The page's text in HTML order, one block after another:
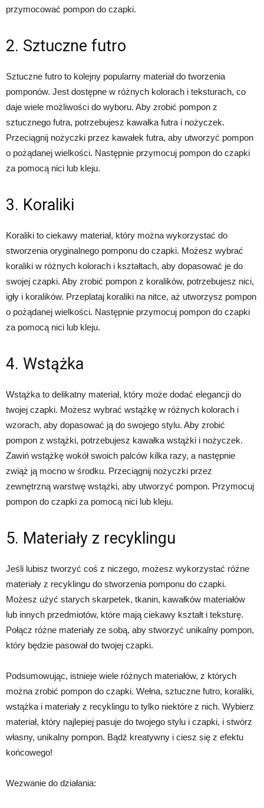
przymocować pompon do czapki.
2. Sztuczne futro
Sztuczne futro to kolejny popularny materiał do tworzenia
pomponów. Jest dostępne w różnych kolorach i teksturach, co
daje wiele możliwości do wyboru. Aby zrobić pompon z
sztucznego futra, potrzebujesz kawałka futra i nożyczek.
Przeciągnij nożyczki przez kawałek futra, aby utworzyć pompon
o pożądanej wielkości. Następnie przymocuj pompon do czapki
za pomocą nici lub kleju.
3. Koraliki
Koraliki to ciekawy materiał, który można wykorzystać do
stworzenia oryginalnego pomponu do czapki. Możesz wybrać
koraliki w różnych kolorach i kształtach, aby dopasować je do
swojej czapki. Aby zrobić pompon z koralików, potrzebujesz nici,
igły i koralików. Przeplataj koraliki na nitce, aż utworzysz pompon
o pożądanej wielkości. Następnie przymocuj pompon do czapki
za pomocą nici lub kleju.
4. Wstążka
Wstążka to delikatny materiał, który może dodać elegancji do
twojej czapki. Możesz wybrać wstążkę w różnych kolorach i
wzorach, aby dopasować ją do swojego stylu. Aby zrobić
pompon z wstążki, potrzebujesz kawałka wstążki i nożyczek.
Zawiń wstążkę wokół swoich palców kilka razy, a następnie
zwiąż ją mocno w środku. Przeciągnij nożyczki przez
zewnętrzną warstwę wstążki, aby utworzyć pompon. Przymocuj
pompon do czapki za pomocą nici lub kleju.
5. Materiały z recyklingu
Jeśli lubisz tworzyć coś z niczego, możesz wykorzystać różne
materiały z recyklingu do stworzenia pomponu do czapki.
Możesz użyć starych skarpetek, tkanin, kawałków materiałów
lub innych przedmiotów, które mają ciekawy kształt i teksturę.
Połącz różne materiały ze sobą, aby stworzyć unikalny pompon,
który będzie pasował do twojej czapki.
Podsumowując, istnieje wiele różnych materiałów, z których
można zrobić pompon do czapki. Wełna, sztuczne futro, koraliki,
wstążka i materiały z recyklingu to tylko niektóre z nich. Wybierz
materiał, który najlepiej pasuje do twojego stylu i czapki, i stwórz
własny, unikalny pompon. Bądź kreatywny i ciesz się z efektu
końcowego!
Wezwanie do działania: